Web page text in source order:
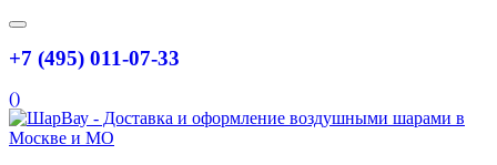
+7 (495) 011-07-33
()